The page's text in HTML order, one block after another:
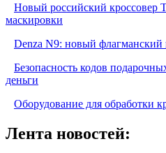
Новый российский кроссовер
маскировки
Denza N9: новый флагманский
Безопасность кодов
деньги
Оборудование для обработки
Лента новостей: